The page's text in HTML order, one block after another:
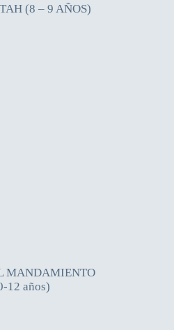
(8 – 9 AÑOS)
MANDAMIENTO
12 años)